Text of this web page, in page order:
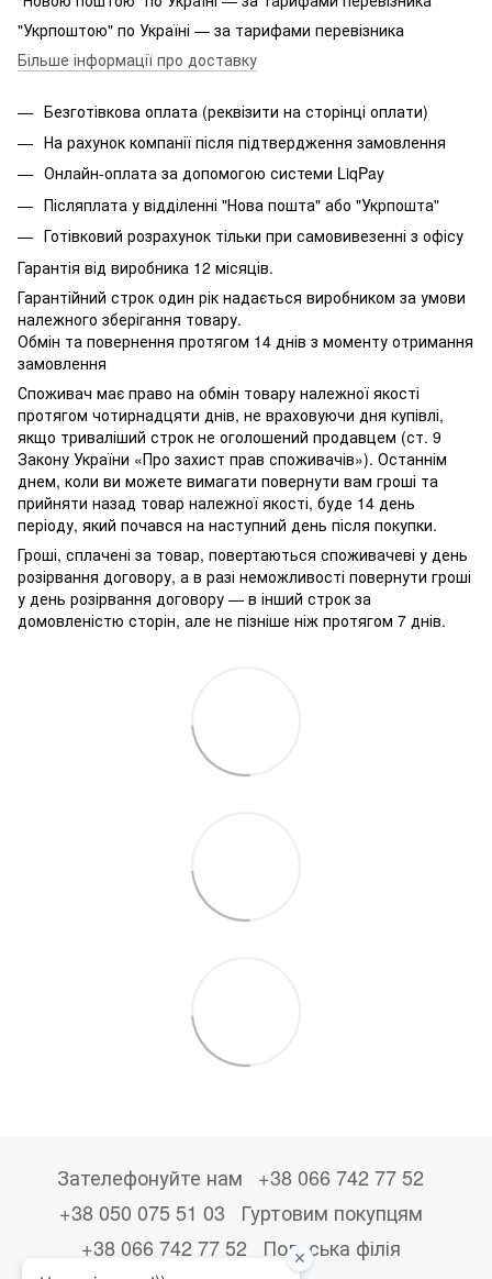
"Укрпоштою" по Україні — за тарифами перевізника
Більше інформації про доставку
Безготівкова оплата (реквізити на сторінці оплати)
На рахунок компанії після підтвердження замовлення
Онлайн-оплата за допомогою системи LiqPay
Післяплата у відділенні "Нова пошта" або "Укрпошта"
Готівковий розрахунок тільки при самовивезенні з офісу
Гарантія від виробника 12 місяців.
Гарантійний строк один рік надається виробником за умови
належного зберігання товару.
Обмін та повернення протягом 14 днів з моменту отримання
замовлення
Споживач має право на обмін товару належної якості
протягом чотирнадцяти днів, не враховуючи дня купівлі,
якщо триваліший строк не оголошений продавцем (ст. 9
Закону України «Про захист прав споживачів»). Останнім
днем, коли ви можете вимагати повернути вам гроші та
прийняти назад товар належної якості, буде 14 день
періоду, який почався на наступний день після покупки.
Гроші, сплачені за товар, повертаються споживачеві у день
розірвання договору, а в разі неможливості повернути гроші
у день розірвання договору — в інший строк за
домовленістю сторін, але не пізніше ніж протягом 7 днів.
Зателефонуйте нам
+38 066 742 77 52
+38 050 075 51 03
Гуртовим покупцям
+38 066 742 77 52
Польська філія